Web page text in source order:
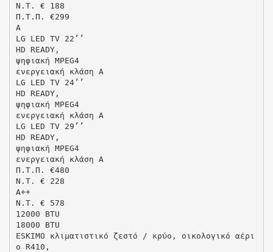
N.T. € 188
Π.Τ.Π. €299
A
LG LED TV 22’’
HD READY,
ψηφιακή MPEG4
ενεργειακή κλάση Α
LG LED TV 24’’
HD READY,
ψηφιακή MPEG4
ενεργειακή κλάση Α
LG LED TV 29’’
HD READY,
ψηφιακή MPEG4
ενεργειακή κλάση Α
Π.Τ.Π. €480
N.T. € 228
A++
N.T. € 578
12000 BTU
18000 BTU
ESKIMO κλιματιστικό ζεστό / κρύο, οικολογικό αέρι
ο R410,